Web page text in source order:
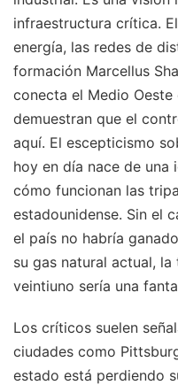
infraestructura crítica.
energía, las redes de
formación Marcellus
conecta el Medio
demuestran que el
aquí. El escepticismo
hoy en día nace de
cómo funcionan las
estadounidense. Sin el
el país no habría
su gas natural actual,
veintiuno sería una
Los críticos suelen
ciudades como
estado está perdiendo